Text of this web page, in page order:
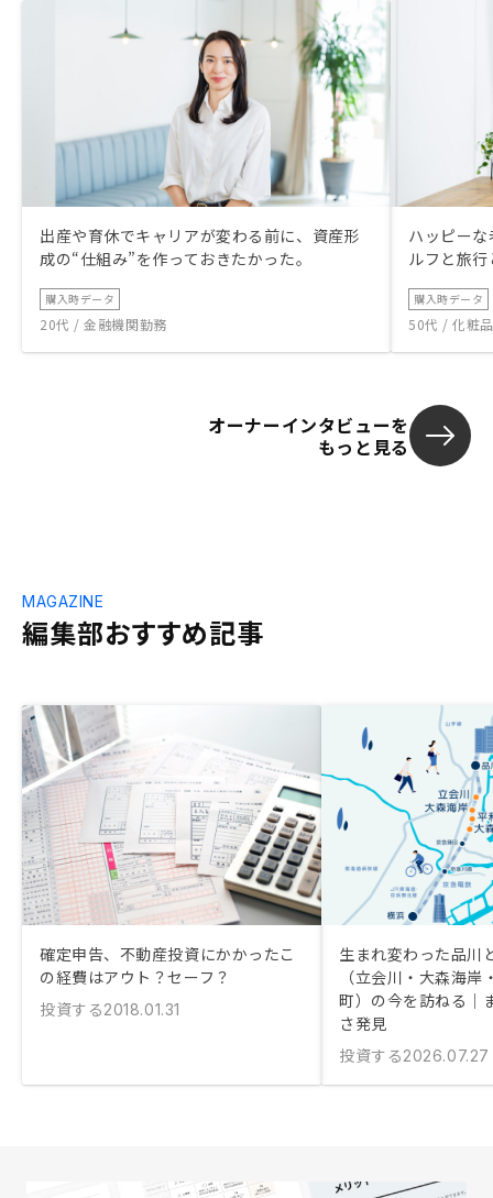
出産や育休でキャリアが変わる前に、資産形
成の“仕組み”を作っておきたかった。
購入時データ
20代 / 金融機関勤務
ハッピー
ルフと旅
購入時データ
50代 / 化粧
オーナーインタビューを
もっと見る
編集部おすすめ記事
MAGAZINE
確定申告、不動産投資にかかったこ
の経費はアウト？セーフ？
投資する2018.01.31
生まれ変わった品川
（立会川・大森海
町）の今を訪ねる｜
さ発見
投資する2026.07.27